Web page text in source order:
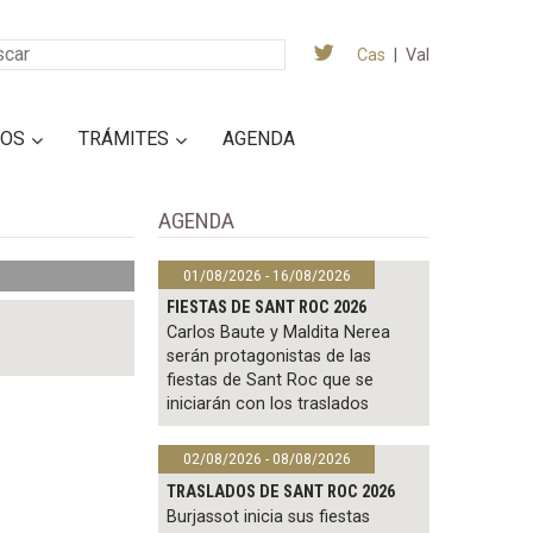
Cas Val
TRÁMITES AGENDA
AGENDA
01/08/2026 - 16/08/2026
FIESTAS DE SANT ROC 2026
Carlos Baute y Maldita Nerea
serán protagonistas de las
fiestas de Sant Roc que se
iniciarán con los traslados
02/08/2026 - 08/08/2026
TRASLADOS DE SANT ROC 2026
Burjassot inicia sus fiestas